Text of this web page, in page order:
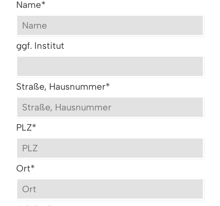
Name*
ggf. Institut
Straße, Hausnummer*
PLZ*
Ort*